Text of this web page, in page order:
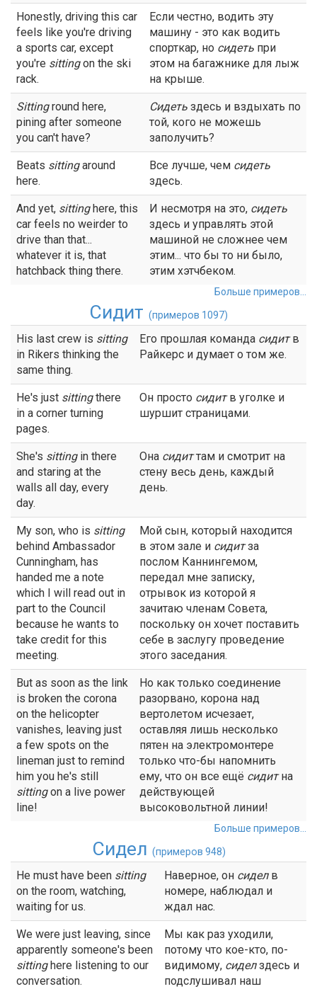
Honestly, driving this car
feels like you're driving
a sports car, except
you're sittingon the ski
rack.
Если честно, водить эту
машину - это как водить
спорткар, но сидеть при
этом на багажнике для лыж
на крыше.
Sittinground here,
pining after someone
you can't have?
Сидеть здесь и вздыхать по
той, кого не можешь
заполучить?
Beats sittingaround
here.
Все лучше, чем сидеть
здесь.
And yet, sittinghere, this
car feels no weirder to
drive than that...
whatever it is, that
hatchback thing there.
И несмотря на это, сидеть
здесь и управлять этой
машиной не сложнее чем
этим... что бы то ни было,
этим хэтчбеком.
Больше примеров...
Сидит (примеров 1097)
His last crew is sitting
in Rikers thinking the
same thing.
Его прошлая команда сидитв
Райкерс и думает о том же.
He's just sittingthere
in a corner turning
pages.
Он просто сидитв уголке и
шуршит страницами.
She's sittingin there
and staring at the
walls all day, every
day.
Она сидиттам и смотрит на
стену весь день, каждый
день.
My son, who is sitting
behind Ambassador
Cunningham, has
handed me a note
which I will read out in
part to the Council
because he wants to
take credit for this
meeting.
Мой сын, который находится
в этом зале и сидитза
послом Каннингемом,
передал мне записку,
отрывок из которой я
зачитаю членам Совета,
поскольку он хочет поставить
себе в заслугу проведение
этого заседания.
But as soon as the link
is broken the corona
on the helicopter
vanishes, leaving just
a few spots on the
lineman just to remind
him you he's still
sittingon a live power
line!
Но как только соединение
разорвано, корона над
вертолетом исчезает,
оставляя лишь несколько
пятен на электромонтере
только что-бы напомнить
ему, что он все ещё сидитна
действующей
высоковольтной линии!
Больше примеров...
Сидел (примеров 948)
He must have been sitting
on the room, watching,
waiting for us.
Наверное, он сиделв
номере, наблюдал и
ждал нас.
We were just leaving, since
apparently someone's been
sittinghere listening to our
conversation.
Мы как раз уходили,
потому что кое-кто, по-
видимому, сиделздесь и
подслушивал наш